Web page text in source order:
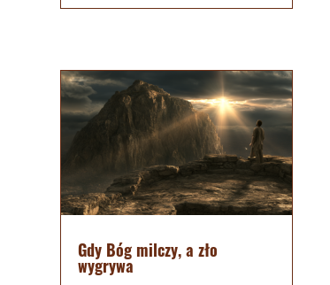
Gdy Bóg milczy, a zło
wygrywa